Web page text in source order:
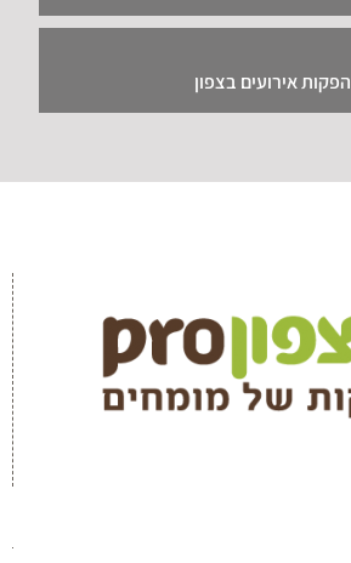
הפקות אירועים בצפון